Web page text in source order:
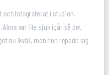
och fotograferat i studion.
Alma var lite sjuk igår så det
nu ikväll, men hon repade sig